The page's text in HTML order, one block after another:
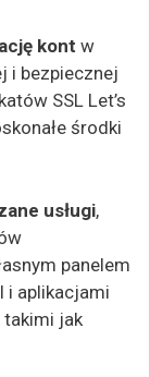
kont w
i bezpiecznej
SSL Let’s
środki
usługi,
panelem
i aplikacjami
takimi jak